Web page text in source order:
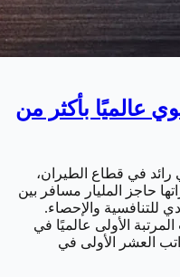
عالميًا بأكثر من
في قطاع الطيران،
حاجز المليار مسافر بين
للتنافسية والإحصاء.
الأولى عالميًا في
العشر الأولى في